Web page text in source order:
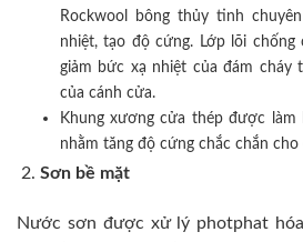
Rockwool bông thủy tinh
nhiệt, tạo độ cứng. Lớp lõi chống
giảm bức xạ nhiệt của đám cháy
của cánh cửa.
Khung xương cửa thép được
nhằm tăng độ cứng chắc chắn
Sơn bề mặt
Nước sơn được xử lý photphat